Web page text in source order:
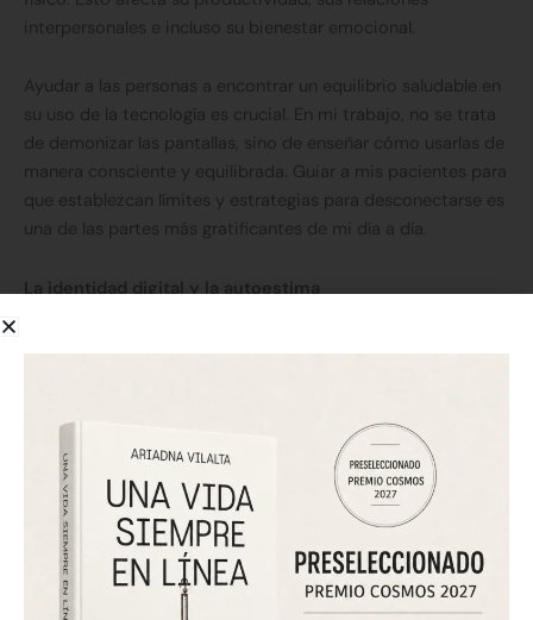
interpersonales e incluso su bienestar emocional.
Ayudar a las personas a encontrar un equilibrio saludable en
su uso de la tecnología es crucial. En mi trabajo, no se trata
de demonizar las pantallas, sino de enseñar cómo usarlas de
manera consciente y equilibrada. Guiar a mis pacientes para
que establezcan límites y estrategias para desconectarse es
una de las partes más gratificantes de mi día a día.
La identidad digital y la autoestima
en línea. La construcción de esta identidad digital puede ser
tanto una fuente de autoconfianza como de inseguridad.
Nos enfrentamos constantemente a dilemas sobre la
autenticidad, la privacidad y la comparación. ¿Quién eres
realmente cuando no estás conectado a Internet?
Muchos de los pacientes con los que trabajo luchan por